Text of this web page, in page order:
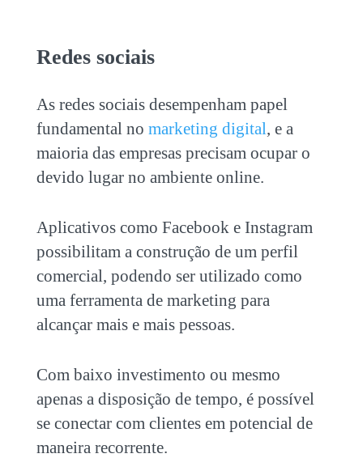
Redes sociais
As redes sociais desempenham papel
fundamental no marketing digital, e a
maioria das empresas precisam ocupar o
devido lugar no ambiente online.
Aplicativos como Facebook e Instagram
possibilitam a construção de um perfil
comercial, podendo ser utilizado como
uma ferramenta de marketing para
alcançar mais e mais pessoas.
Com baixo investimento ou mesmo
apenas a disposição de tempo, é possível
se conectar com clientes em potencial de
maneira recorrente.